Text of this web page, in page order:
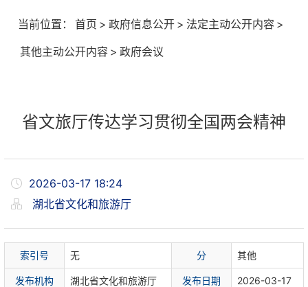
当前位置： 首页 > 政府信息公开 > 法定主动公开内容 >
其他主动公开内容 > 政府会议
省文旅厅传达学习贯彻全国两会精神
2026-03-17 18:24
湖北省文化和旅游厅
索引号 无 分 其他
发布机构 湖北省文化和旅游厅 发布日期 2026-03-17